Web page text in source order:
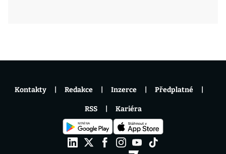
Kontakty Redakce Inzerce Předplatné
RSS Kariéra